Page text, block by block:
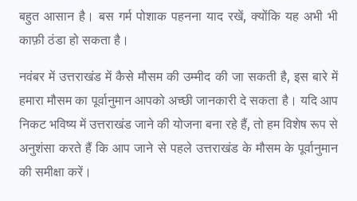
बहुत आसान है। बस गर्म पोशाक पहनना याद रखें, क्योंकि यह अभी भी
काफ़ी ठंडा हो सकता है।
नवंबर में उत्तराखंड में कैसे मौसम की उम्मीद की जा सकती है, इस बारे में
हमारा मौसम का पूर्वानुमान आपको अच्छी जानकारी दे सकता है। यदि आप
निकट भविष्य में उत्तराखंड जाने की योजना बना रहे हैं, तो हम विशेष रूप से
अनुशंसा करते हैं कि आप जाने से पहले उत्तराखंड के मौसम के पूर्वानुमान
की समीक्षा करें।